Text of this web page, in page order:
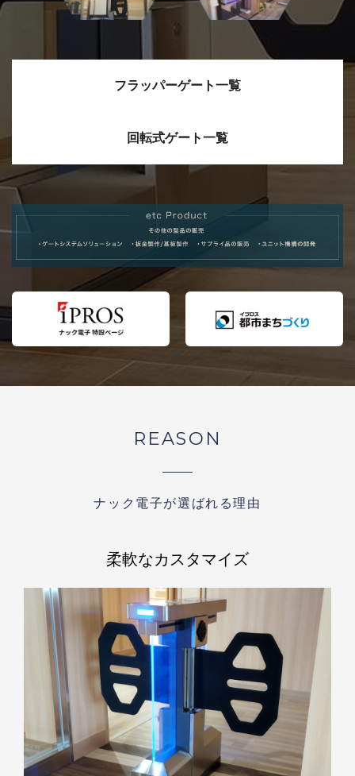
した！
箱根ユネッサン様にＷＩＮＧ－Ｘ
（ＷＩＮＧ双方向仕様)が追加納入さ
れました！
向仕様）を新発売しました！
2024/05/08
横浜エアキャビンにセキュリティー
ゲート「ＡＬＰＨＡ. ２」が導入され
ました。
インターネット展示会.tv に、展示会
ブースの紹介動画が掲載されまし
た。
フラッパーゲート一覧
回転式ゲート一覧
REASON
ナック電子が選ばれる理由
柔軟なカスタマイズ